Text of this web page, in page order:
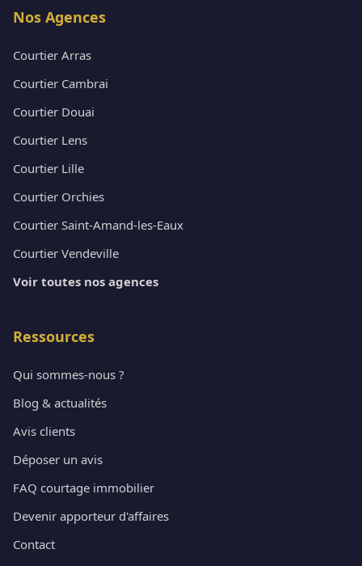
Nos Agences
Courtier Arras
Courtier Cambrai
Courtier Douai
Courtier Lens
Courtier Lille
Courtier Orchies
Courtier Saint-Amand-les-Eaux
Courtier Vendeville
Voir toutes nos agences
Ressources
Qui sommes-nous ?
Blog & actualités
Avis clients
Déposer un avis
FAQ courtage immobilier
Devenir apporteur d'affaires
Contact